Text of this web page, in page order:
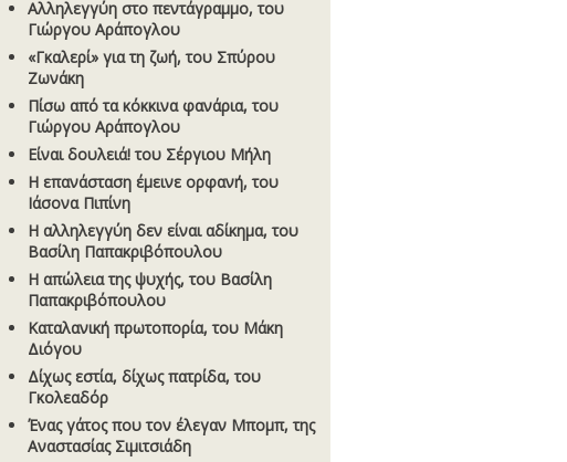
Αλληλεγγύη στο πεντάγραµµο, του
Γιώργου Αράπογλου
«Γκαλερί» για τη ζωή, του Σπύρου
Ζωνάκη
Πίσω από τα κόκκινα φανάρια, του
Γιώργου Αράπογλου
Είναι δουλειά! του Σέργιου Μήλη
Η επανάσταση έµεινε ορφανή, του
Ιάσονα Πιπίνη
Η αλληλεγγύη δεν είναι αδίκηµα, του
Βασίλη Παπακριβόπουλου
Η απώλεια της ψυχής, του Βασίλη
Παπακριβόπουλου
Καταλανική πρωτοπορία, του Μάκη
Διόγου
Δίχως εστία, δίχως πατρίδα, του
Γκολεαδόρ
Ένας γάτος που τον έλεγαν Μποµπ, της
Αναστασίας Σιµιτσιάδη